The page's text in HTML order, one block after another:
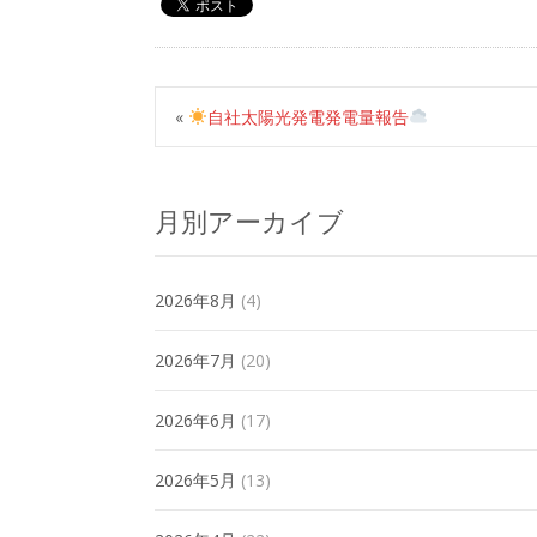
« 自社太陽光発電発電量報告
月別アーカイブ
2026年8月 (4)
2026年7月 (20)
2026年6月 (17)
2026年5月 (13)